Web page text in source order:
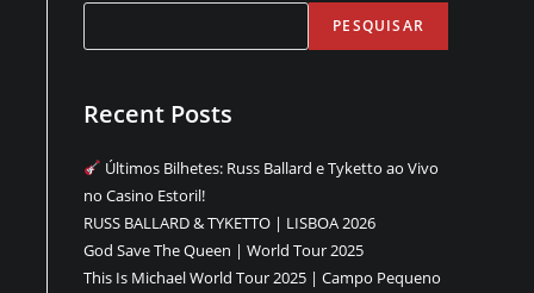
PESQUISAR
Recent Posts
Últimos Bilhetes: Russ Ballard e Tyketto ao Vivo
no Casino Estoril!
RUSS BALLARD & TYKETTO | LISBOA 2026
God Save The Queen | World Tour 2025
This Is Michael World Tour 2025 | Campo Pequeno